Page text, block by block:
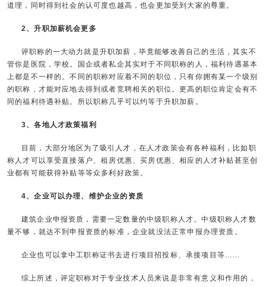
道理，同时得到社会的认可度也越高，也会更加受到大家的尊重。
2、升职加薪机会更多
评职称的一大动力就是升职加薪，毕竟能够改善自己的生活，其实不
管你是医院，学校。国企或者私企其实对于不同职称的人，福利待遇基本
上都是不一样的。不同的职称对应着不同的职位，只有你拥有某一个级别
的职称，才能对应地去得到或者竞聘相关的职位。更高的职位肯定会有不
同的福利待遇补贴。所以职称几乎可以约等于升职加薪。
3、各地人才政策福利
目前，大部分地区为了吸引人才，在人才政策会有各种福利，比如职
称人才可以享受直接落户、租房优惠、买房优惠、相应的人才补贴甚至创
业都有可能获得补贴等等众多利好政策。
4、企业可以办理、维护企业的资质
建筑企业申报资质，需要一定数量的中级职称人才。中级职称人才数
量不够，就达不到申报资质的标准，企业就没法正常申报办理资质。
企业也可以拿中工职称证书去进行项目招投标、承接项目等......
综上所述，评定职称对于专业技术人员来说是非常有意义和作用的，